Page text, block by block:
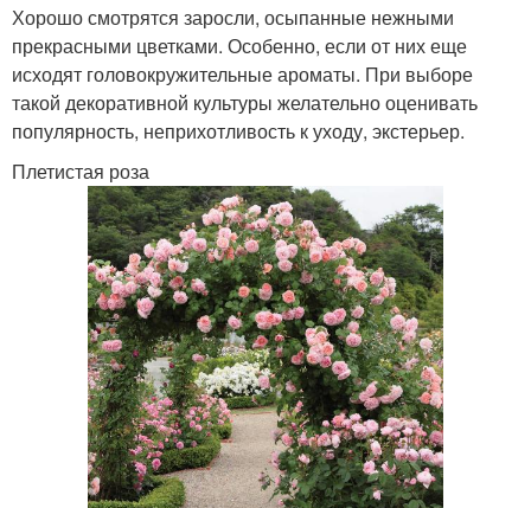
Хорошо смотрятся заросли, осыпанные нежными
прекрасными цветками. Особенно, если от них еще
исходят головокружительные ароматы. При выборе
такой декоративной культуры желательно оценивать
популярность, неприхотливость к уходу, экстерьер.
Плетистая роза